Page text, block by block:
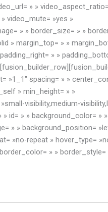
» » video_aspect_ratio=
video_mute= »yes »
» » border_size= » »
» margin_top= » »
» »
»1_1″ spacing= » »
» min_height= » »
visibility,medium-
» id= » » background_color= » »
» » background_position=
»no-repeat » hover_type=
» » border_style=